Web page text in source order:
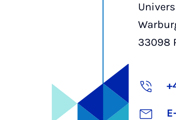
33098